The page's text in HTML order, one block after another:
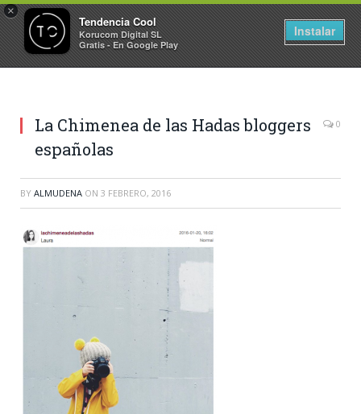
×
Tendencia Cool
Korucom Digital SL
Gratis - En Google Play
Instalar
La Chimenea de las Hadas bloggers
españolas
0
BY ALMUDENA ON 3 FEBRERO, 2016